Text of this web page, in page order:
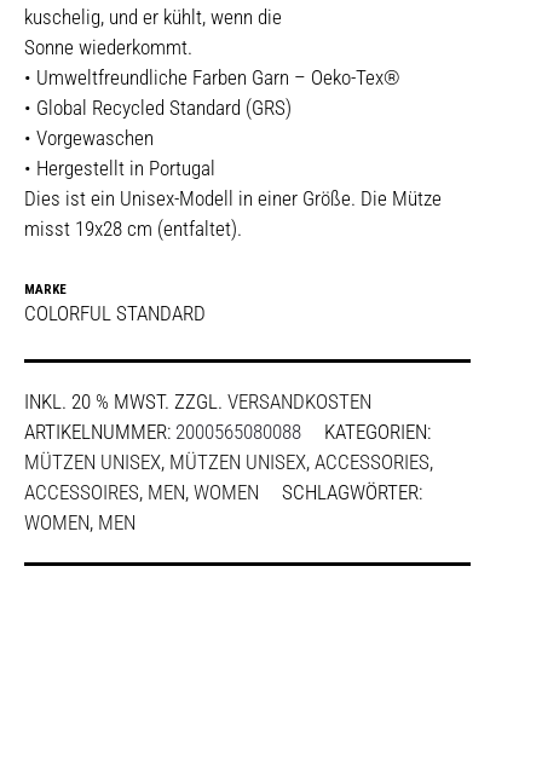
kuschelig, und er kühlt, wenn die
Sonne wiederkommt.
• Umweltfreundliche Farben Garn – Oeko-Tex®
• Global Recycled Standard (GRS)
• Vorgewaschen
• Hergestellt in Portugal
Dies ist ein Unisex-Modell in einer Größe. Die Mütze
misst 19x28 cm (entfaltet).
MARKE
COLORFUL STANDARD
INKL. 20 % MWST. ZZGL. VERSANDKOSTEN
ARTIKELNUMMER: 2000565080088
KATEGORIEN:
MÜTZEN UNISEX, MÜTZEN UNISEX, ACCESSORIES,
ACCESSOIRES, MEN, WOMEN
SCHLAGWÖRTER:
WOMEN, MEN